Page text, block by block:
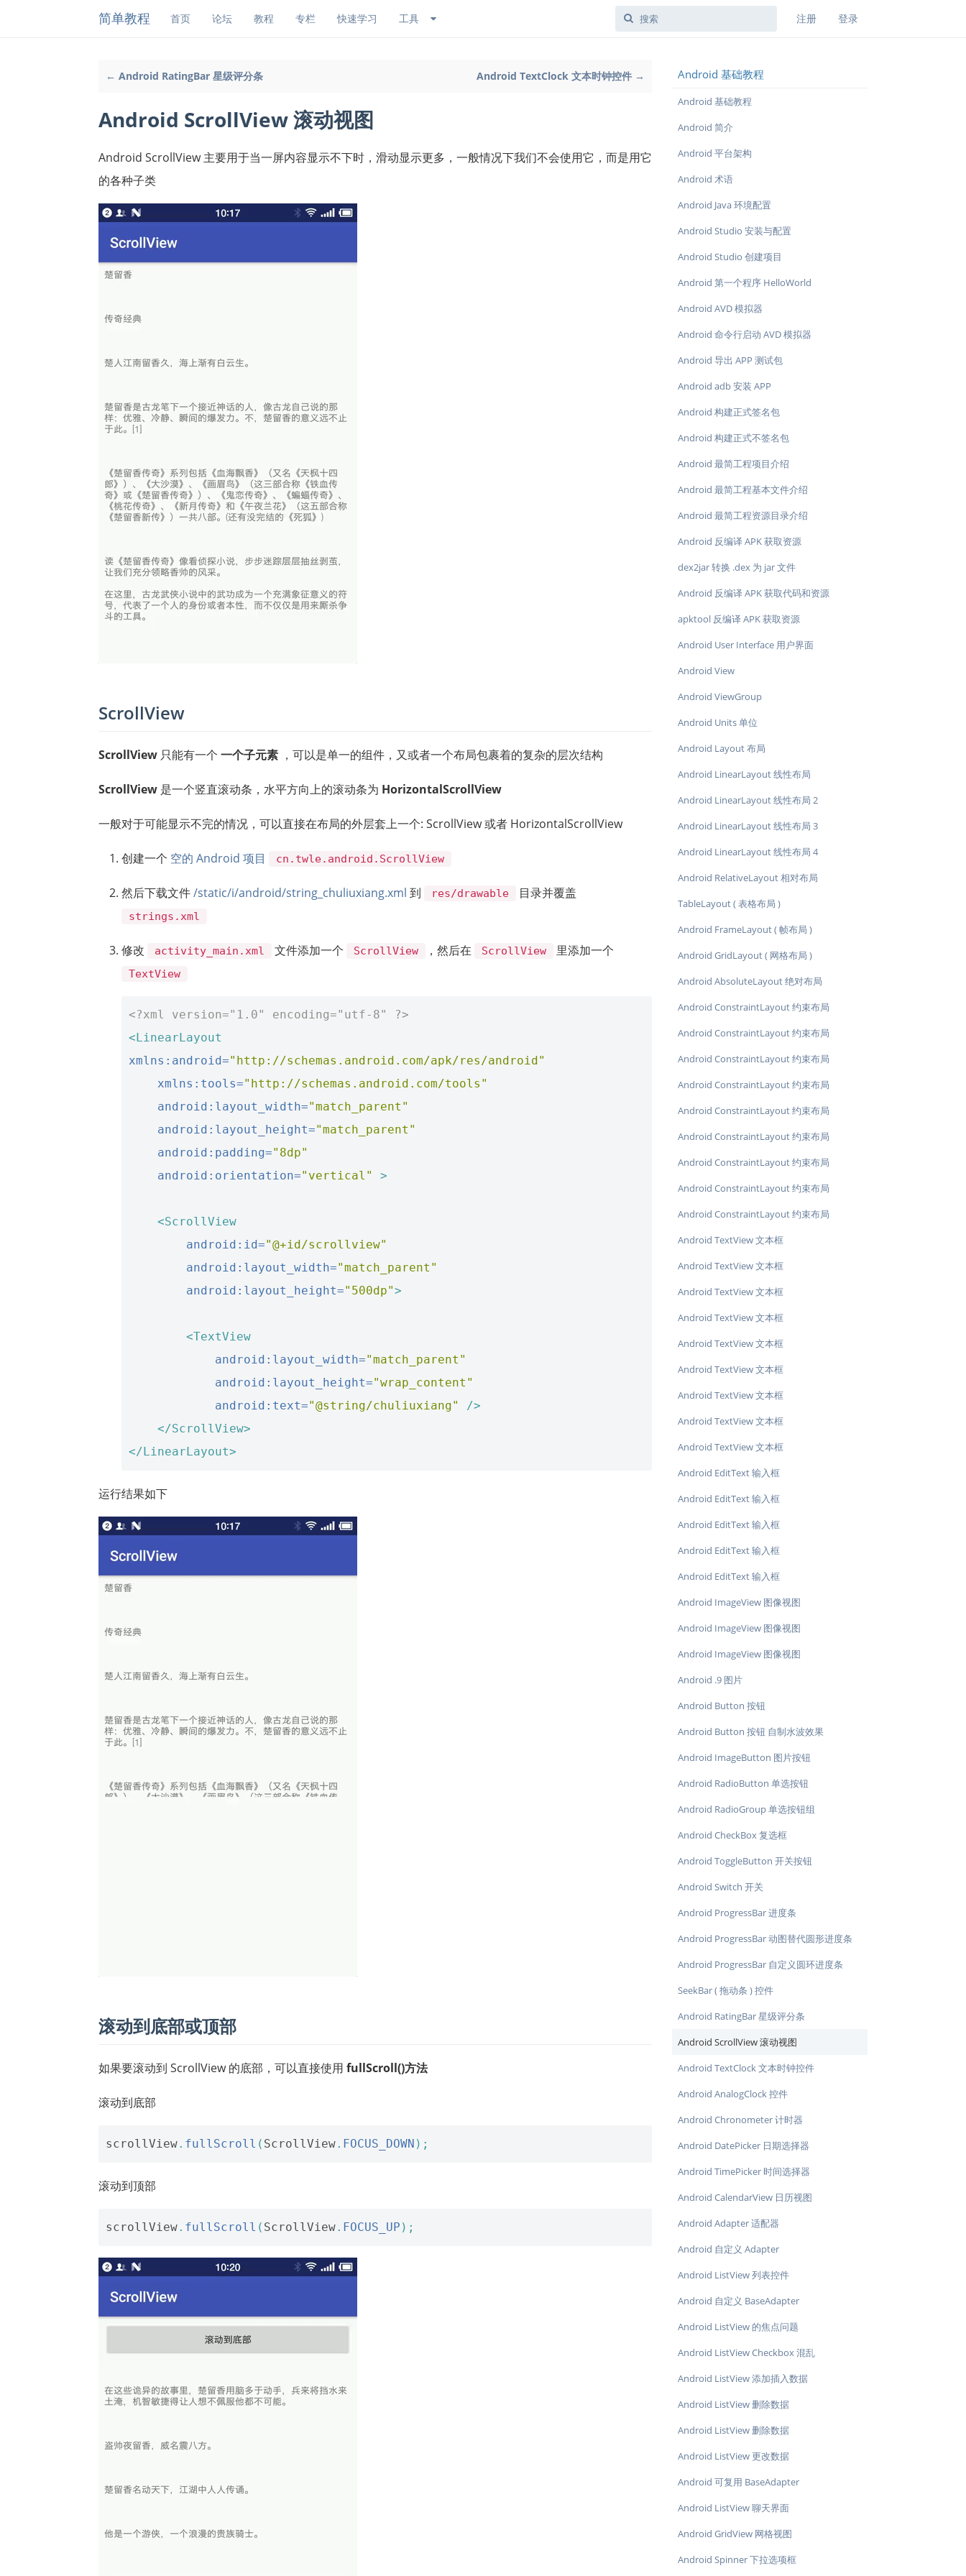
简单教程 首页 论坛 教程 专栏 快速学习 工具 注册 登录
← Android RatingBar 星级评分条 Android TextClock 文本时钟控件 →
Android ScrollView 滚动视图
Android ScrollView 主要用于当一屏内容显示不下时，滑动显示更多，一般情况下我们不会使用它，而是用它
的各种子类
ScrollView
ScrollView 只能有一个 一个子元素 ，可以是单一的组件，又或者一个布局包裹着的复杂的层次结构
ScrollView 是一个竖直滚动条，水平方向上的滚动条为 HorizontalScrollView
一般对于可能显示不完的情况，可以直接在布局的外层套上一个: ScrollView 或者 HorizontalScrollView
创建一个 空的 Android 项目 cn.twle.android.ScrollView
然后下载文件/static/i/android/string_chuliuxiang.xml 到 res/drawable 目录并覆盖
strings.xml
修改 activity_main.xml 文件添加一个 ScrollView ，然后在 ScrollView 里添加一个
TextView
<?xml version="1.0" encoding="utf-8" ?>
<LinearLayout
xmlns:android="http://schemas.android.com/apk/res/android"
xmlns:tools="http://schemas.android.com/tools"
android:layout_width="match_parent"
android:layout_height="match_parent"
android:padding="8dp"
android:orientation="vertical" >
<ScrollView
android:id="@+id/scrollview"
android:layout_width="match_parent"
android:layout_height="500dp">
<TextView
android:layout_width="match_parent"
android:layout_height="wrap_content"
android:text="@string/chuliuxiang"
/>
</ScrollView>
</LinearLayout>
运行结果如下
滚动到底部或顶部
如果要滚动到 ScrollView 的底部，可以直接使用 fullScroll()方法
滚动到底部
scrollView. fullScroll ( ScrollView. FOCUS_DOWN );
滚动到顶部
scrollView. fullScroll ( ScrollView. FOCUS_UP );
Android 基础教程
Android 基础教程
Android 简介
Android 平台架构
Android 术语
Android Java 环境配置
Android Studio 安装与配置
Android Studio 创建项目
Android 第一个程序 HelloWorld
Android AVD 模拟器
Android 命令行启动 AVD 模拟器
Android 导出 APP 测试包
Android adb 安装 APP
Android 构建正式签名包
Android 构建正式不签名包
Android 最简工程项目介绍
Android 最简工程基本文件介绍
Android 最简工程资源目录介绍
Android 反编译 APK 获取资源
dex2jar 转换 .dex 为 jar 文件
Android 反编译 APK 获取代码和资源
apktool 反编译 APK 获取资源
Android User Interface 用户界面
Android View
Android ViewGroup
Android Units 单位
Android Layout 布局
Android LinearLayout 线性布局
Android LinearLayout 线性布局 2
Android LinearLayout 线性布局 3
Android LinearLayout 线性布局 4
Android RelativeLayout 相对布局
TableLayout ( 表格布局 )
Android FrameLayout ( 帧布局 )
Android GridLayout ( 网格布局 )
Android AbsoluteLayout 绝对布局
Android ConstraintLayout 约束布局
Android ConstraintLayout 约束布局
Android ConstraintLayout 约束布局
Android ConstraintLayout 约束布局
Android ConstraintLayout 约束布局
Android ConstraintLayout 约束布局
Android ConstraintLayout 约束布局
Android ConstraintLayout 约束布局
Android ConstraintLayout 约束布局
Android TextView 文本框
Android TextView 文本框
Android TextView 文本框
Android TextView 文本框
Android TextView 文本框
Android TextView 文本框
Android TextView 文本框
Android TextView 文本框
Android TextView 文本框
Android EditText 输入框
Android EditText 输入框
Android EditText 输入框
Android EditText 输入框
Android EditText 输入框
Android ImageView 图像视图
Android ImageView 图像视图
Android ImageView 图像视图
Android .9 图片
Android Button 按钮
Android Button 按钮 自制水波效果
Android ImageButton 图片按钮
Android RadioButton 单选按钮
Android RadioGroup 单选按钮组
Android CheckBox 复选框
Android ToggleButton 开关按钮
Android Switch 开关
Android ProgressBar 进度条
Android ProgressBar 动图替代圆形进度条
Android ProgressBar 自定义圆环进度条
SeekBar ( 拖动条 ) 控件
Android RatingBar 星级评分条
Android ScrollView 滚动视图
Android TextClock 文本时钟控件
Android AnalogClock 控件
Android Chronometer 计时器
Android DatePicker 日期选择器
Android TimePicker 时间选择器
Android CalendarView 日历视图
Android Adapter 适配器
Android 自定义 Adapter
Android ListView 列表控件
Android 自定义 BaseAdapter
Android ListView 的焦点问题
Android ListView Checkbox 混乱
Android ListView 添加插入数据
Android ListView 删除数据
Android ListView 删除数据
Android ListView 更改数据
Android 可复用 BaseAdapter
Android ListView 聊天界面
Android GridView 网格视图
Android Spinner 下拉选项框